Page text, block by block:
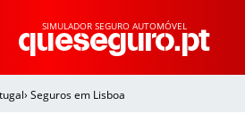
SIMULADOR SEGURO AUTOMÓVEL
› Seguros em Lisboa